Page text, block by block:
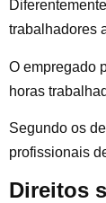
trabalhadores
O empregado
horas
Segundo os
profissionais
Direitos